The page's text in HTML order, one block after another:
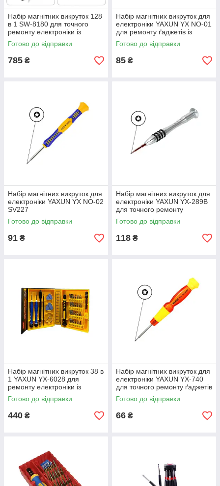
Набір магнітних викруток 128
в 1 SW-8180 для точного
ремонту електроніки із
широким вибором насадок
SV227
Готово до відправки
785 ₴
Набір магнітних викруток для
електроніки YAXUN YX NO-01
для ремонту ґаджетів із
магнітними насадками SV227
Готово до відправки
85 ₴
Набір магнітних викруток для
електроніки YAXUN YX NO-02
SV227
Готово до відправки
91 ₴
Набір магнітних викруток для
електроніки YAXUN YX-289B
для точного ремонту
мобільних пристроїв і дрібної
технік SV227
Готово до відправки
118 ₴
Набір магнітних викруток 38 в
1 YAXUN YX-6028 для
ремонту електроніки із
широким вибором насадок
SV227
Готово до відправки
440 ₴
Набір магнітних викруток для
електроніки YAXUN YX-740
для точного ремонту ґаджетів
SV227
Готово до відправки
66 ₴